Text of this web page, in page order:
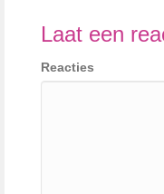
Laat een
Reacties